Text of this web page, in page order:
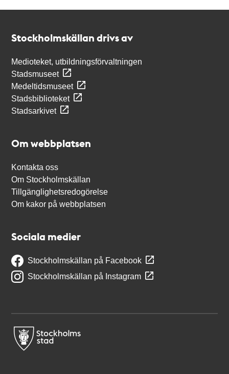
Stockholmskällan drivs av
Medioteket, utbildningsförvaltningen
Stadsmuseet
Medeltidsmuseet
Stadsbiblioteket
Stadsarkivet
Om webbplatsen
Kontakta oss
Om Stockholmskällan
Tillgänglighetsredogörelse
Om kakor på webbplatsen
Sociala medier
Stockholmskällan på Facebook
Stockholmskällan på Instagram